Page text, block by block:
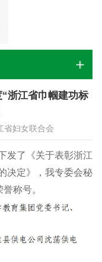
“浙江省巾帼建功标
妇女联合会
了《关于表彰浙江
决定》，我专委会秘
称号。